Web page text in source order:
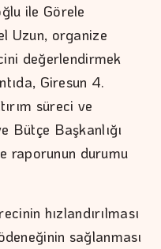
ile Görele
Uzun, organize
değerlendirmek
Giresun 4.
süreci ve
Bütçe Başkanlığı
raporunun durumu
hızlandırılması
sağlanması